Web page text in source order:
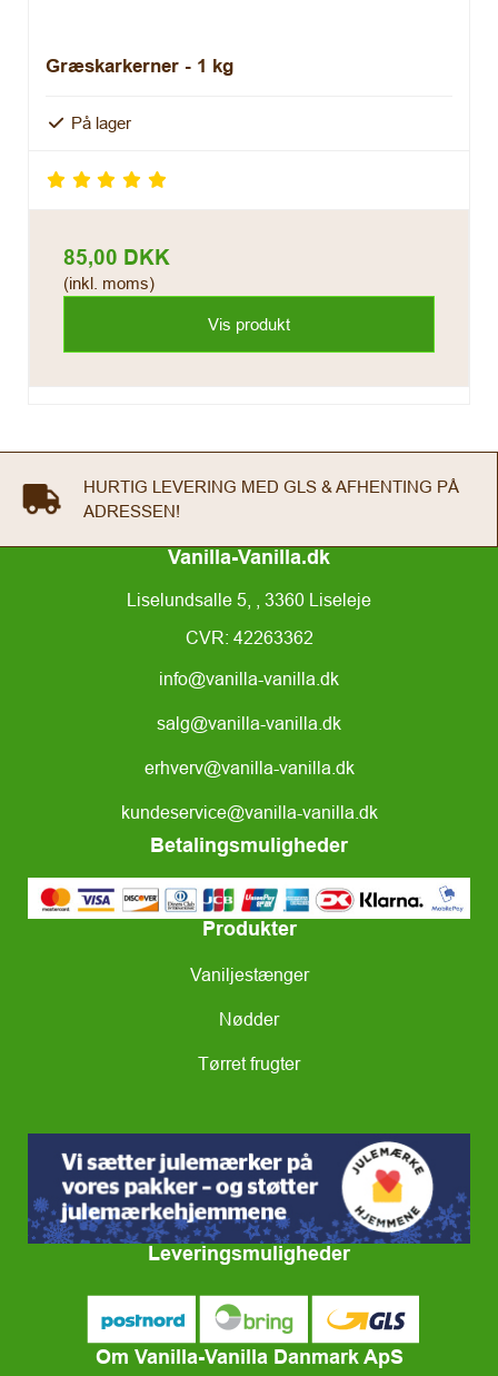
Græskarkerner - 1 kg
På lager
85,00 DKK
(inkl. moms)
Vis produkt
HURTIG LEVERING MED GLS & AFHENTING PÅ
ADRESSEN!
Vanilla-Vanilla.dk
Liselundsalle 5, , 3360 Liseleje
CVR: 42263362
info@vanilla-vanilla.dk
salg@vanilla-vanilla.dk
erhverv@vanilla-vanilla.dk
kundeservice@vanilla-vanilla.dk
Betalingsmuligheder
Produkter
Vaniljestænger
Nødder
Tørret frugter
Leveringsmuligheder
Om Vanilla-Vanilla Danmark ApS